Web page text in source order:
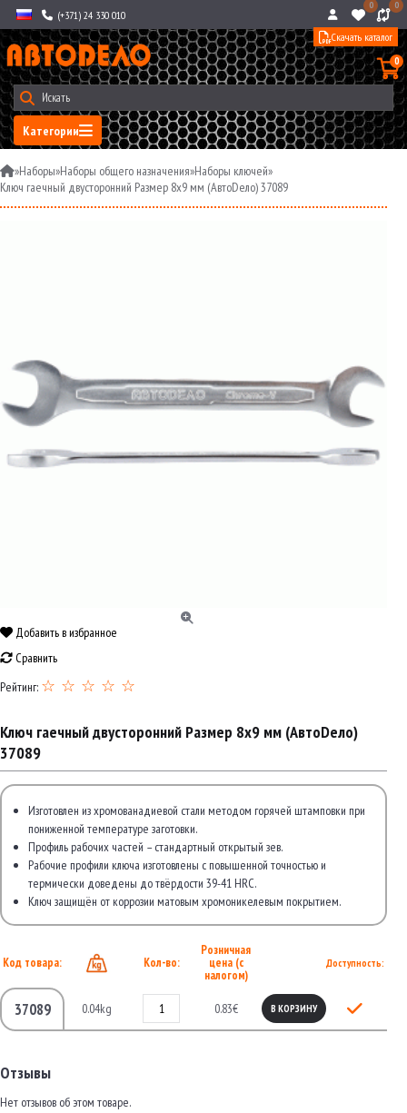
(+371) 24 330 010
0 0
Категории
0
Скачать каталог
»Наборы»Наборы общего назначения»Наборы ключей»
Ключ гаечный двусторонний Размер 8х9 мм (АвтоDело) 37089
Добавить в избранное
Сравнить
Рейтинг: ☆ ☆ ☆ ☆ ☆
Ключ гаечный двусторонний Размер 8х9 мм (АвтоDело)
37089
Изготовлен из хромованадиевой стали методом горячей штамповки при
пониженной температуре заготовки.
Профиль рабочих частей – стандартный открытый зев.
Рабочие профили ключа изготовлены с повышенной точностью и
термически доведены до твёрдости 39-41 HRC.
Ключ защищён от коррозии матовым хромоникелевым покрытием.
Код товара: Кол-во:
Розничная
цена (с
налогом)
Доступность:
37089 0.04kg 0.83€ В КОРЗИНУ
Отзывы
Нет отзывов об этом товаре.